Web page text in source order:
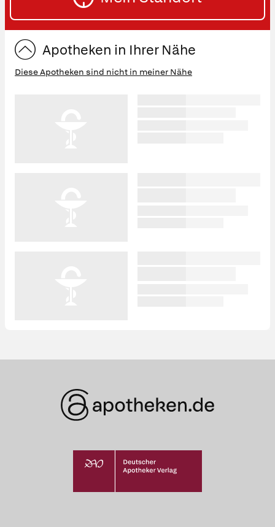
Apotheken in Ihrer Nähe
Diese Apotheken sind nicht in meiner Nähe